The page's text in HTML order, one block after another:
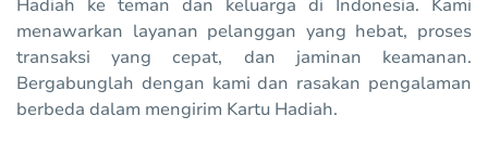
Hadiah ke teman dan keluarga di Indonesia. Kami
menawarkan layanan pelanggan yang hebat, proses
transaksi yang cepat, dan jaminan keamanan.
Bergabunglah dengan kami dan rasakan pengalaman
berbeda dalam mengirim Kartu Hadiah.